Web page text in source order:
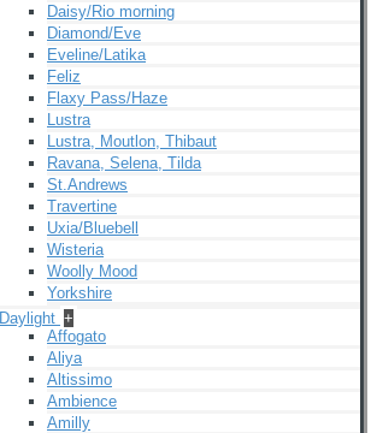
Daisy/Rio morning
Diamond/Eve
Eveline/Latika
Feliz
Flaxy Pass/Haze
Lustra
Lustra, Moutlon, Thibaut
Ravana, Selena, Tilda
St.Andrews
Travertine
Uxia/Bluebell
Wisteria
Woolly Mood
Yorkshire
Daylight +
Affogato
Aliya
Altissimo
Ambience
Amilly